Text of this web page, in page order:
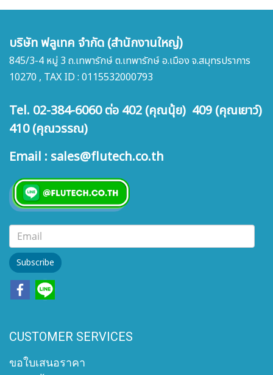
บริษัท ฟลูเทค จำกัด (สำนักงานใหญ่)
845/3-4 หมู่ 3 ถ.เทพารักษ์ ต.เทพารักษ์ อ.เมือง จ.สมุทรปราการ
10270 , TAX ID : 0115532000793
Tel. 02-384-6060 ต่อ 402 (คุณนุ้ย) 409 (คุณเยาว์)
410 (คุณวรรณ)
Email : sales@flutech.co.th
Subscribe
CUSTOMER SERVICES
ขอใบเสนอราคา